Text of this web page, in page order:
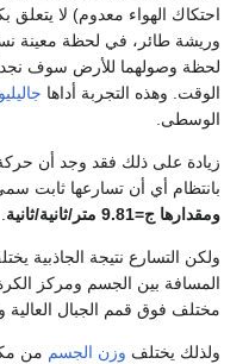
احتكاك الهواء معدوم) لا يتعلق
وريشة طائر، في لحظة معينة
لحظة وصولهما للأرض سوف
الوقت. وهذه التجربة أداها جاليليو
الوسطى.
زيادة على ذلك فقد وجد أن
بانتظام أي أن تسارعها ثابت
ومقدارها ج=9.81 متر/ثانية/ثانية
.
ولكن التسارع نتيجة
المسافة بين الجسم ومركز
مختلف فوق قمم الجبال العالية
ولذلك يختلف وزن الجسم من